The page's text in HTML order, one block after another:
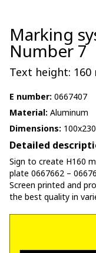
Marking
Number 7
Text height: 160
E number: 0667407
Material: Aluminum
Dimensions:
Detailed
Sign to create H160
plate 0667662 –
Screen printed and
the best quality in